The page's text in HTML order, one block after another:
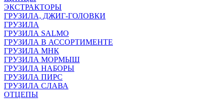
ЭКСТРАКТОРЫ
ГРУЗИЛА, ДЖИГ-ГОЛОВКИ
ГРУЗИЛА
ГРУЗИЛА SALMO
ГРУЗИЛА В АССОРТИМЕНТЕ
ГРУЗИЛА МНК
ГРУЗИЛА МОРМЫШ
ГРУЗИЛА НАБОРЫ
ГРУЗИЛА ПИРС
ГРУЗИЛА СЛАВА
ОТЦЕПЫ